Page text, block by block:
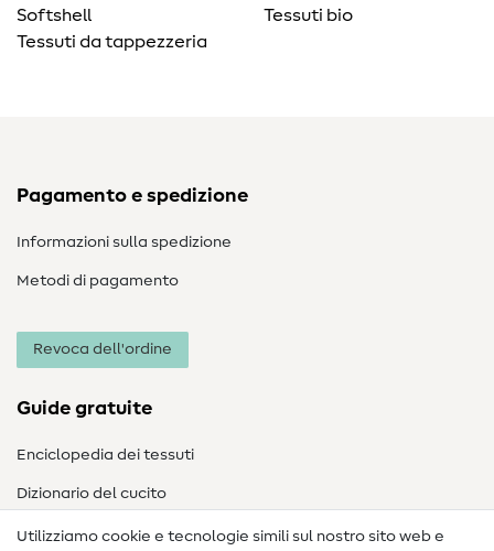
Softshell
Tessuti da tappezzeria
Tessuti bio
Pagamento e spedizione
Informazioni sulla spedizione
Metodi di pagamento
Revoca dell'ordine
Guide gratuite
Enciclopedia dei tessuti
Dizionario del cucito
Nähanleitungen
Utilizziamo cookie e tecnologie simili sul nostro sito web e